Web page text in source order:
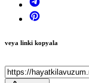
veya linki kopyala